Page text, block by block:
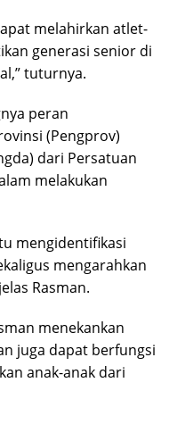
melahirkan atlet-
generasi senior di
tuturnya.
peran
(Pengprov)
dari Persatuan
melakukan
mengidentifikasi
mengarahkan
Rasman.
menekankan
juga dapat berfungsi
anak-anak dari